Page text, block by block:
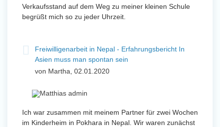
Verkaufsstand auf dem Weg zu meiner kleinen Schule
begrüßt mich so zu jeder Uhrzeit.
Freiwilligenarbeit in Nepal - Erfahrungsbericht In
Asien muss man spontan sein
von Martha, 02.01.2020
Ich war zusammen mit meinem Partner für zwei Wochen
im Kinderheim in Pokhara in Nepal. Wir waren zunächst